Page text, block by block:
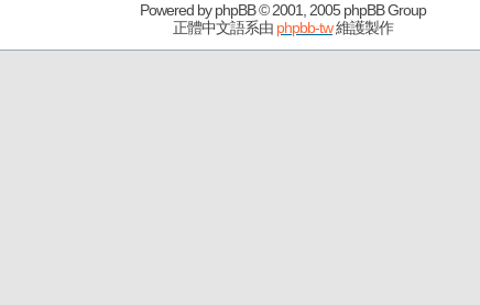
Powered byphpBB© 2001, 2005 phpBB Group
正體中文語系由 phpbb-tw維護製作